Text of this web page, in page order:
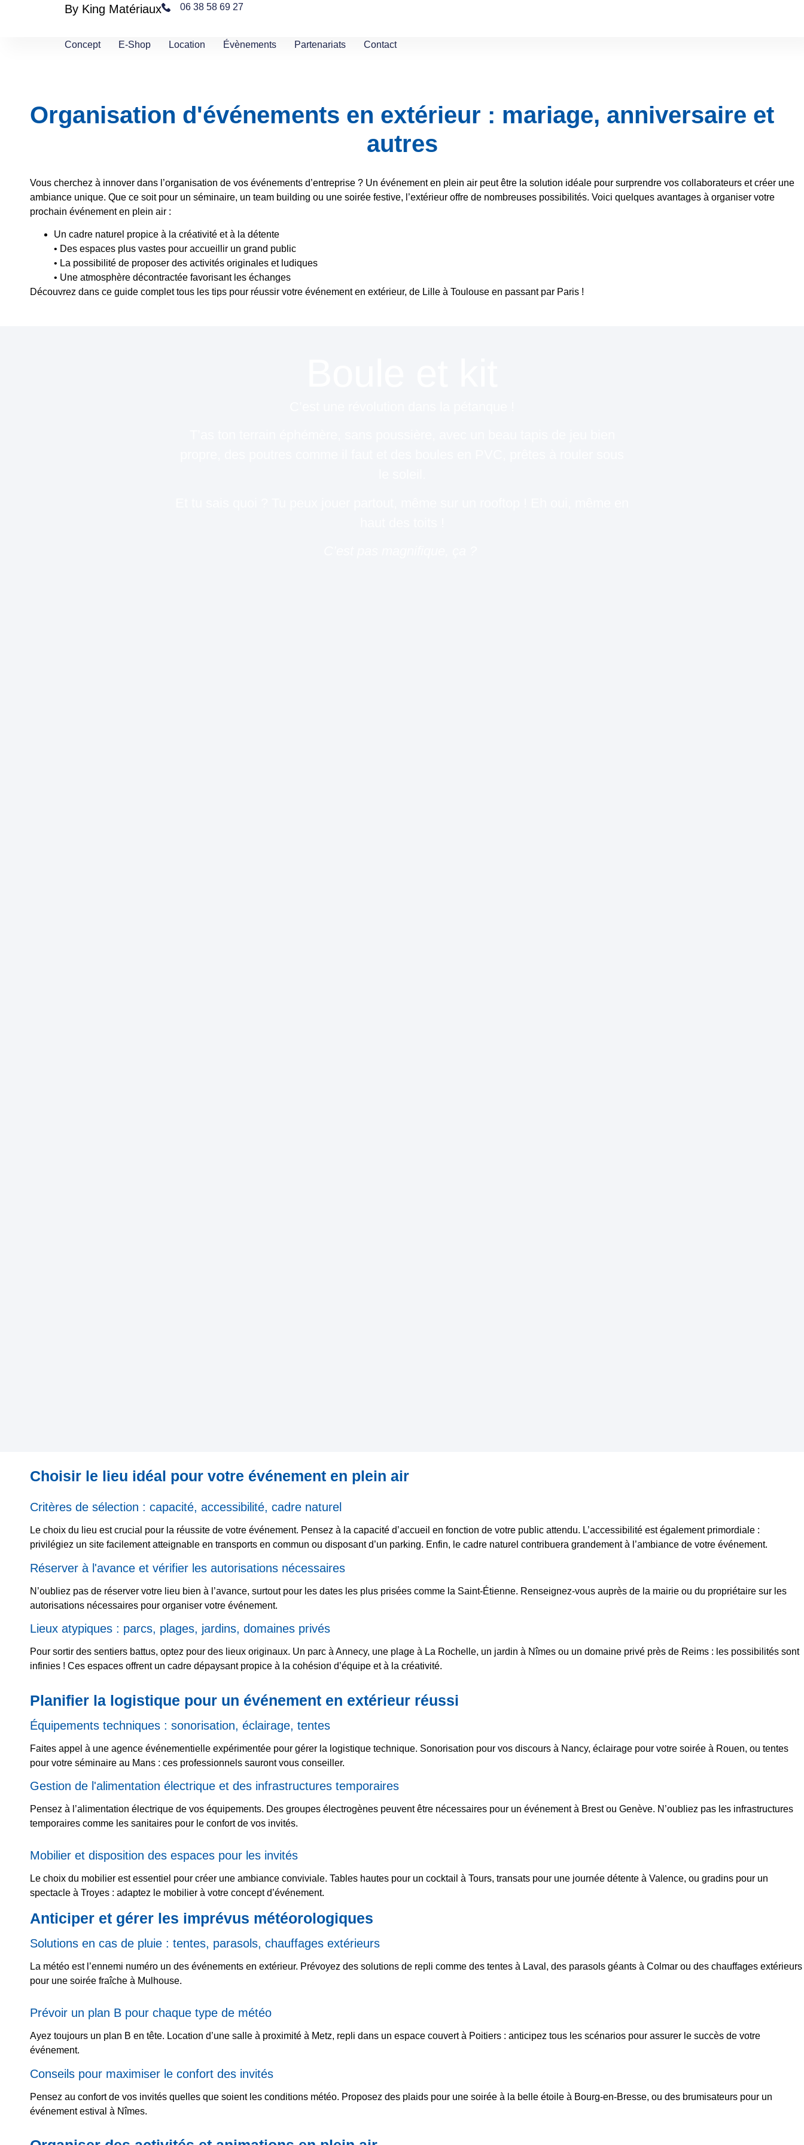
By King Matériaux 06 38 58 69 27
Concept E-Shop Location Évènements Partenariats Contact
Organisation d'événements en extérieur : mariage, anniversaire et
autres
Vous cherchez à innover dans l’organisation de vos événements d’entreprise ? Un événement en plein air peut être la solution idéale pour surprendre vos collaborateurs et créer une
ambiance unique. Que ce soit pour un séminaire, un team building ou une soirée festive, l’extérieur offre de nombreuses possibilités. Voici quelques avantages à organiser votre
prochain événement en plein air :
Un cadre naturel propice à la créativité et à la détente
• Des espaces plus vastes pour accueillir un grand public
• La possibilité de proposer des activités originales et ludiques
• Une atmosphère décontractée favorisant les échanges
Découvrez dans ce guide complet tous les tips pour réussir votre événement en extérieur, de Lille à Toulouse en passant par Paris !
Choisir le lieu idéal pour votre événement en plein air
Critères de sélection : capacité, accessibilité, cadre naturel
Le choix du lieu est crucial pour la réussite de votre événement. Pensez à la capacité d’accueil en fonction de votre public attendu. L’accessibilité est également primordiale :
privilégiez un site facilement atteignable en transports en commun ou disposant d’un parking. Enfin, le cadre naturel contribuera grandement à l’ambiance de votre événement.
Réserver à l'avance et vérifier les autorisations nécessaires
N’oubliez pas de réserver votre lieu bien à l’avance, surtout pour les dates les plus prisées comme la Saint-Étienne. Renseignez-vous auprès de la mairie ou du propriétaire sur les
autorisations nécessaires pour organiser votre événement.
Lieux atypiques : parcs, plages, jardins, domaines privés
Pour sortir des sentiers battus, optez pour des lieux originaux. Un parc à Annecy, une plage à La Rochelle, un jardin à Nîmes ou un domaine privé près de Reims : les possibilités sont
infinies ! Ces espaces offrent un cadre dépaysant propice à la cohésion d’équipe et à la créativité.
Planifier la logistique pour un événement en extérieur réussi
Équipements techniques : sonorisation, éclairage, tentes
Faites appel à une agence événementielle expérimentée pour gérer la logistique technique. Sonorisation pour vos discours à Nancy, éclairage pour votre soirée à Rouen, ou tentes
pour votre séminaire au Mans : ces professionnels sauront vous conseiller.
Gestion de l'alimentation électrique et des infrastructures temporaires
Pensez à l’alimentation électrique de vos équipements. Des groupes électrogènes peuvent être nécessaires pour un événement à Brest ou Genève. N’oubliez pas les infrastructures
temporaires comme les sanitaires pour le confort de vos invités.
Mobilier et disposition des espaces pour les invités
Le choix du mobilier est essentiel pour créer une ambiance conviviale. Tables hautes pour un cocktail à Tours, transats pour une journée détente à Valence, ou gradins pour un
spectacle à Troyes : adaptez le mobilier à votre concept d’événement.
Anticiper et gérer les imprévus météorologiques
Solutions en cas de pluie : tentes, parasols, chauffages extérieurs
La météo est l’ennemi numéro un des événements en extérieur. Prévoyez des solutions de repli comme des tentes à Laval, des parasols géants à Colmar ou des chauffages extérieurs
pour une soirée fraîche à Mulhouse.
Prévoir un plan B pour chaque type de météo
Ayez toujours un plan B en tête. Location d’une salle à proximité à Metz, repli dans un espace couvert à Poitiers : anticipez tous les scénarios pour assurer le succès de votre
événement.
Conseils pour maximiser le confort des invités
Pensez au confort de vos invités quelles que soient les conditions météo. Proposez des plaids pour une soirée à la belle étoile à Bourg-en-Bresse, ou des brumisateurs pour un
événement estival à Nîmes.